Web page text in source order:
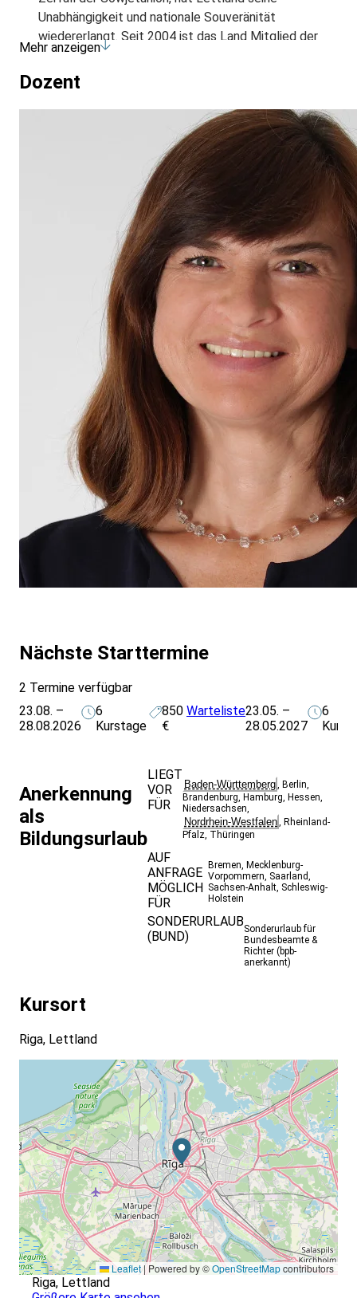
Unabhängigkeit und nationale Souveränität
wiedererlangt. Seit 2004 ist das Land Mitglied der
Europäischen Union und der NATO.
Das Programm besteht sowohl aus Vorträgen und
Führungen durch Museen, Gedenkstätten und andere
In der Kursgebühr sind 5 Übernachtungen im Hotel
mit Frühstück, 1 x Abendessen, die durchgehende
Reiseleitung und alle Programmpunkte inkludiert.
Das detaillierte Programm, die Inklusivleistungen,
Tipps zur Anreise und weitere Infos finden Sie auf
unserer Homepage:
auslandsgesellschaft.de/studienreisen-
jugendaustausch/bildungsurlaub/
Mehr anzeigen
Dozent
Nächste Starttermine
2 Termine verfügbar
23.08. –
28.08.2026
6
Kurstage
850
€
Warteliste23.05. –
28.05.2027
6
Anerkennung
als
Bildungsurlaub
LIEGT
VOR
FÜR
Baden-Württemberg, Berlin,
Brandenburg, Hamburg, Hessen,
Niedersachsen,
Nordrhein-Westfalen, Rheinland-
Pfalz, Thüringen
AUF
ANFRAGE
MÖGLICH
FÜR
Bremen, Mecklenburg-
Vorpommern, Saarland,
Sachsen-Anhalt, Schleswig-
Holstein
SONDERURLAUB
(BUND)
Sonderurlaub für
Bundesbeamte &
Richter (bpb-
anerkannt)
Kursort
Riga, Lettland
Leaflet | Powered by ©OpenStreetMapcontributors
Riga, Lettland